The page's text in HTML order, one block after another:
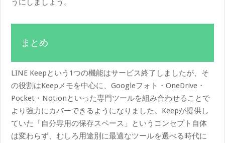
うにしましょう。
まとめ
LINE Keepという1つの機能はサービス終了しましたが、そ
の役割はKeepメモを中心に、Googleフォト・OneDrive・
Pocket・Notionといった専門ツールを組み合わせることで
より強力にカバーできるようになりました。Keepが提供し
ていた「自分専用の保存スペース」というコンセプト自体
は変わらず、むしろ用途別に最適なツールを選べる時代に